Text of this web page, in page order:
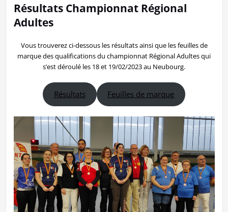
Résultats Championnat Régional
Adultes
Vous trouverez ci-dessous les résultats ainsi que les feuilles de
marque des qualifications du championnat Régional Adultes qui
s’est déroulé les 18 et 19/02/2023 au Neubourg.
Résultats Feuilles de marque